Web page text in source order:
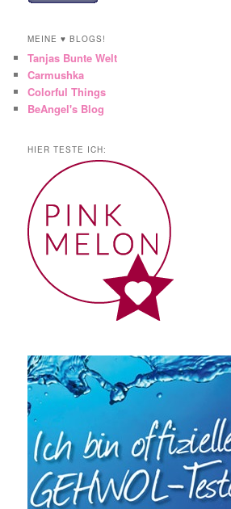
MEINE ♥ BLOGS!
Tanjas Bunte Welt
Carmushka
Colorful Things
BeAngel's Blog
HIER TESTE ICH: